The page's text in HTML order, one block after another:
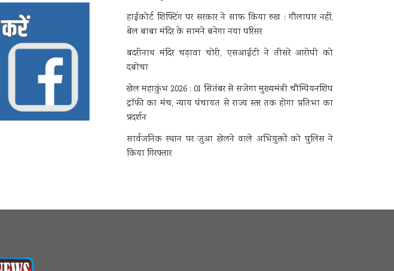
हाईकोर्ट शिफ्टिंग पर सरकार ने साफ किया रुख : गौलापार नहीं,
बेल बाबा मंदिर के सामने बनेगा नया परिसर
बदरीनाथ मंदिर चढ़ावा चोरी, एसआईटी ने तीसरे आरोपी को
दबोचा
खेल महाकुंभ 2026 : 01 सितंबर से सजेगा मुख्यमंत्री चौम्पियनशिप
ट्रॉफी का मंच, न्याय पंचायत से राज्य स्तर तक होगा प्रतिभा का
प्रदर्शन
सार्वजनिक स्थान पर जुआ खेलने वाले अभियुक्तों को पुलिस ने
किया गिरफ्तार